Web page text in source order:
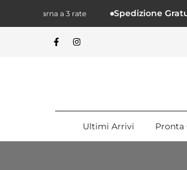
alcontenuto
con Klarna a 3 rate Spedizione
Ultimi Arrivi Pronta